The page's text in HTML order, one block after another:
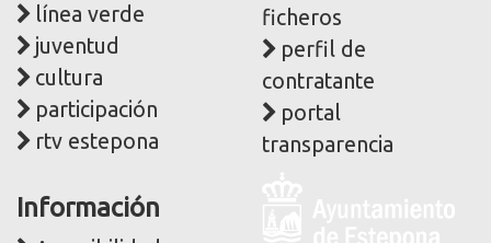
línea verde
juventud
cultura
participación
rtv estepona
ficheros
perfil de
contratante
portal
transparencia
Información